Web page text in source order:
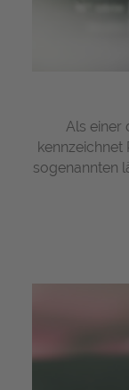
Als einer
sogenannten